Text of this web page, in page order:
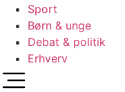
Sport
Børn & unge
Debat & politik
Erhverv